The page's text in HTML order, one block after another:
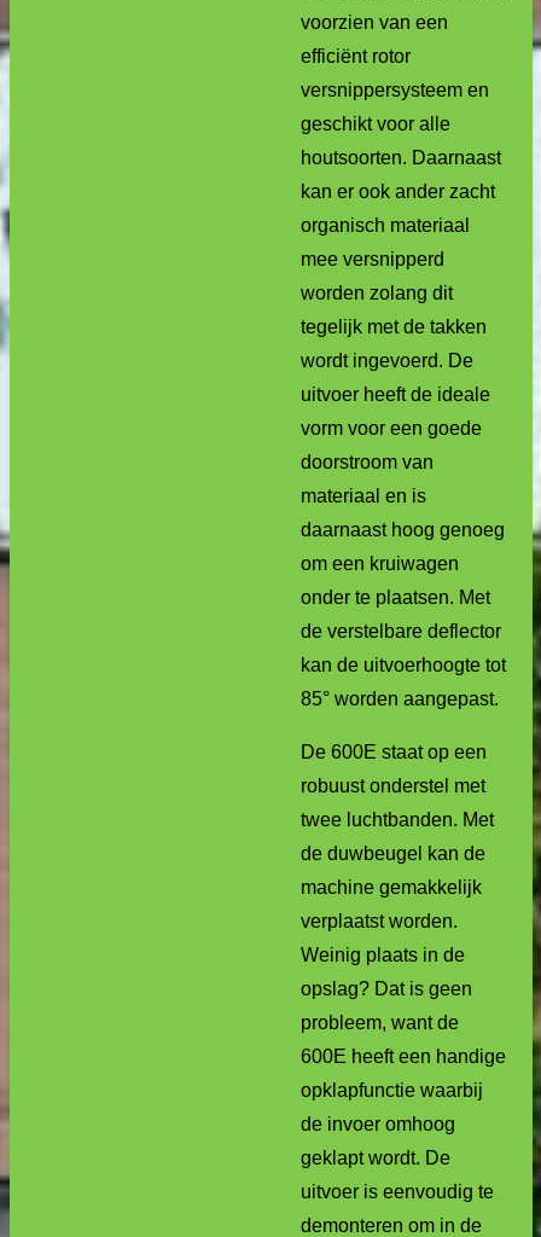
voorzien van een
efficiënt rotor
versnippersysteem en
geschikt voor alle
houtsoorten. Daarnaast
kan er ook ander zacht
organisch materiaal
mee versnipperd
worden zolang dit
tegelijk met de takken
wordt ingevoerd. De
uitvoer heeft de ideale
vorm voor een goede
doorstroom van
materiaal en is
daarnaast hoog genoeg
om een kruiwagen
onder te plaatsen. Met
de verstelbare deflector
kan de uitvoerhoogte tot
85° worden aangepast.
De 600E staat op een
robuust onderstel met
twee luchtbanden. Met
de duwbeugel kan de
machine gemakkelijk
verplaatst worden.
Weinig plaats in de
opslag? Dat is geen
probleem, want de
600E heeft een handige
opklapfunctie waarbij
de invoer omhoog
geklapt wordt. De
uitvoer is eenvoudig te
demonteren om in de